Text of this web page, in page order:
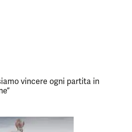
vincere ogni partita in